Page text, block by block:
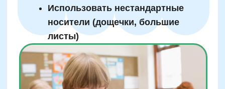
Снежана Довгошея
Автор статьи: